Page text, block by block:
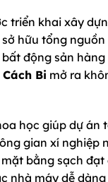
triển khai xây
hữu tổng
động sản
Bi mở ra
học giúp dự án
gian xí nghiệp
bằng sạch
nhà máy dễ